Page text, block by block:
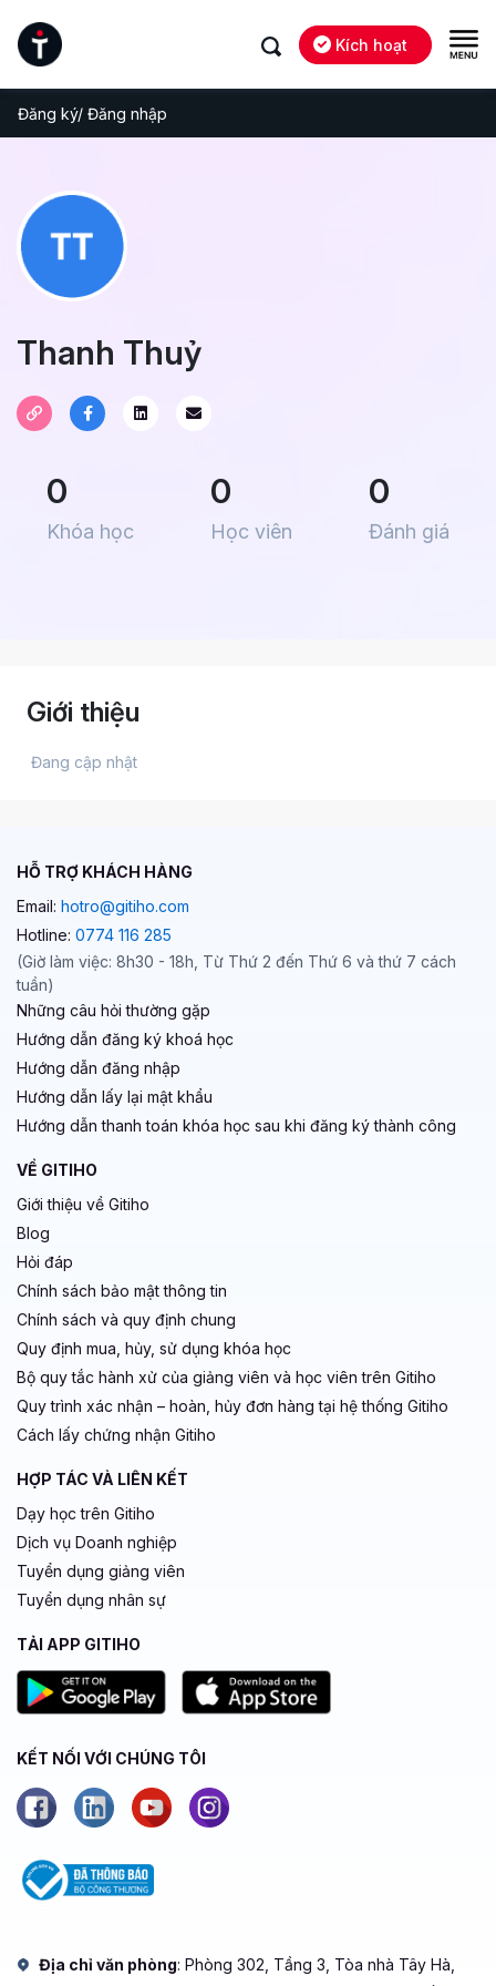
Kích hoạt
Đăng ký/ Đăng nhập
Thanh Thuỷ
0
Khóa học
0
Học viên
0
Đánh giá
Giới thiệu
Đang cập nhật
HỖ TRỢ KHÁCH HÀNG
Email: hotro@gitiho.com
Hotline: 0774 116 285
(Giờ làm việc: 8h30 - 18h, Từ Thứ 2 đến Thứ 6 và thứ 7 cách
tuần)
Những câu hỏi thường gặp
Hướng dẫn đăng ký khoá học
Hướng dẫn đăng nhập
Hướng dẫn lấy lại mật khẩu
Hướng dẫn thanh toán khóa học sau khi đăng ký thành công
VỀ GITIHO
Giới thiệu về Gitiho
Blog
Hỏi đáp
Chính sách bảo mật thông tin
Chính sách và quy định chung
Quy định mua, hủy, sử dụng khóa học
Bộ quy tắc hành xử của giảng viên và học viên trên Gitiho
Quy trình xác nhận – hoàn, hủy đơn hàng tại hệ thống Gitiho
Cách lấy chứng nhận Gitiho
HỢP TÁC VÀ LIÊN KẾT
Dạy học trên Gitiho
Dịch vụ Doanh nghiệp
Tuyển dụng giảng viên
Tuyển dụng nhân sự
TẢI APP GITIHO
KẾT NỐI VỚI CHÚNG TÔI
Địa chỉ văn phòng: Phòng 302, Tầng 3, Tòa nhà Tây Hà,